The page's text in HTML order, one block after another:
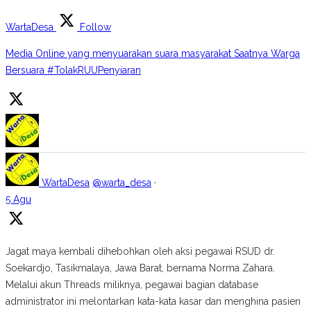
WartaDesa Follow
Media Online yang menyuarakan suara masyarakat Saatnya Warga
Bersuara #TolakRUUPenyiaran
WartaDesa @warta_desa ·
5 Agu
Jagat maya kembali dihebohkan oleh aksi pegawai RSUD dr.
Soekardjo, Tasikmalaya, Jawa Barat, bernama Norma Zahara.
Melalui akun Threads miliknya, pegawai bagian database
administrator ini melontarkan kata-kata kasar dan menghina pasien